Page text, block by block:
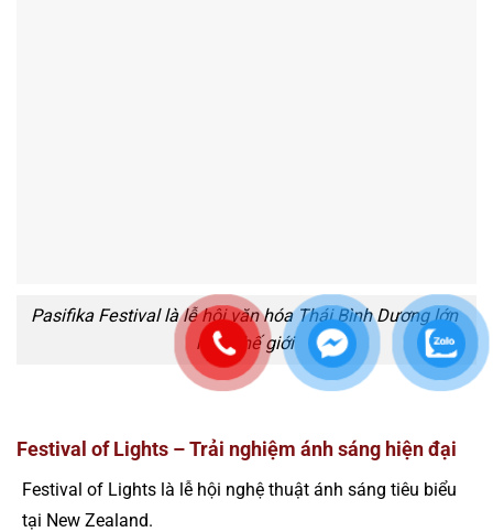
Pasifika Festival là lễ hội văn hóa Thái Bình Dương lớn
nhất thế giới
Festival of Lights – Trải nghiệm ánh sáng hiện đại
Festival of Lights là lễ hội nghệ thuật ánh sáng tiêu biểu
tại New Zealand.